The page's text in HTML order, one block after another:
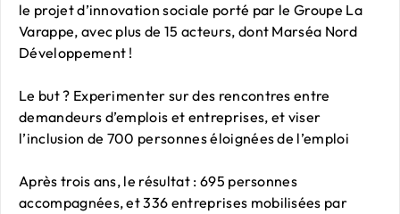
le projet d’innovation sociale porté par le Groupe La
Varappe, avec plus de 15 acteurs, dont Marséa Nord
Développement !
Le but ? Experimenter sur des rencontres entre
demandeurs d’emplois et entreprises, et viser
l’inclusion de 700 personnes éloignées de l’emploi
Après trois ans, le résultat : 695 personnes
accompagnées, et 336 entreprises mobilisées par